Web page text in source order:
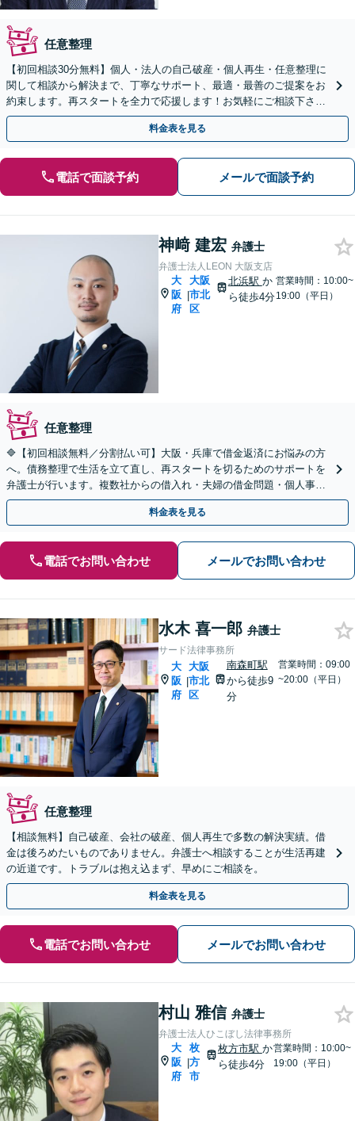
任意整理
【初回相談30分無料】個人・法人の自己破産・個人再生・任意整理に
関して相談から解決まで、丁寧なサポート、最適・最善のご提案をお
約束します。再スタートを全力で応援します！お気軽にご相談下さい
【土曜・夜間相談可】【Google口コミ高評価⭐️】
料金表を見る
電話で面談予約 メールで面談予約
神﨑 建宏 弁護士
弁護士法人LEON 大阪支店
大
阪
府
|
大阪
市北
区
北浜駅 か
ら徒歩4分
営業時間：10:00~
19:00（平日）
任意整理
🔷【初回相談無料／分割払い可】大阪・兵庫で借金返済にお悩みの方
へ。債務整理で生活を立て直し、再スタートを切るためのサポートを
弁護士が行います。複数社からの借入れ・夫婦の借金問題・個人事業
主など、幅広いケースに対応【北浜駅４分】【秘密厳守】
料金表を見る
電話でお問い合わせ メールでお問い合わせ
水木 喜一郎 弁護士
サード法律事務所
大
阪
府
|
大阪
市北
区
南森町駅
から徒歩9
分
営業時間：09:00
~20:00（平日）
任意整理
【相談無料】自己破産、会社の破産、個人再生で多数の解決実績。借
金は後ろめたいものでありません。弁護士へ相談することが生活再建
の近道です。トラブルは抱え込まず、早めにご相談を。
料金表を見る
電話でお問い合わせ メールでお問い合わせ
村山 雅信 弁護士
弁護士法人ひこぼし法律事務所
大
阪
府
|
枚
方
市
枚方市駅 か
ら徒歩4分
営業時間：10:00~
19:00（平日）